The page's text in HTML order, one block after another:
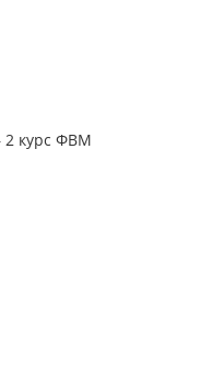
2 курс ФВМ